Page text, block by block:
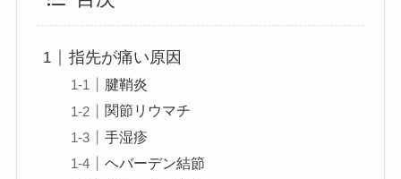
指先が痛い原因
腱鞘炎
関節リウマチ
手湿疹
ヘバーデン結節